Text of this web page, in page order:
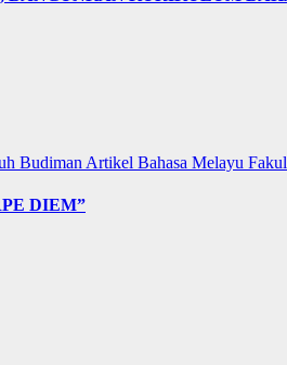
Budiman Artikel Bahasa Melayu
DIEM”